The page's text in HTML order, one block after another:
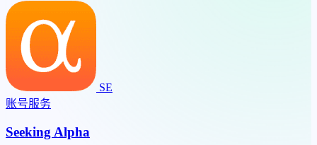
SE
账号服务
Seeking Alpha